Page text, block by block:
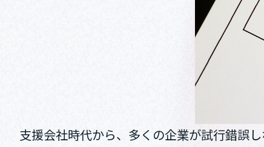
支援会社時代から、多くの企業が試行錯誤